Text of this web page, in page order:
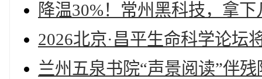
降温30%！常州黑科技，拿
2026北京·昌平生命科学论坛
兰州五泉书院“声景阅读”伴